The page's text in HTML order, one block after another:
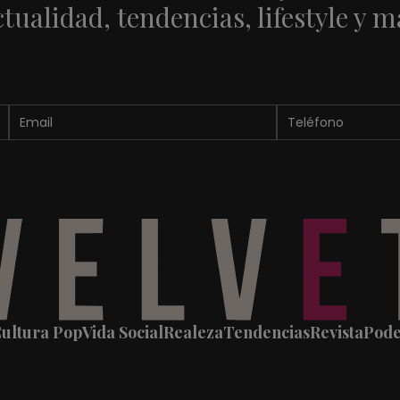
tendencias, lifestyle y
PopVida SocialRealezaTendenciasRevista